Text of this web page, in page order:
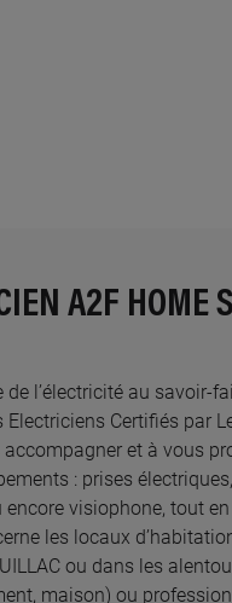
A2F HOME
de l’électricité au savoir-
Electriciens Certifiés par
accompagner et à vous
: prises électriques,
visiophone, tout
les locaux
ou dans les
maison) ou